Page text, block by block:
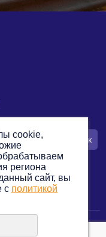
Заказать звонок
cookie,
региона
сайт, вы
с политикой